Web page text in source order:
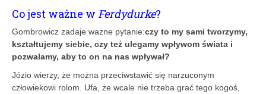
Co jest ważne w Ferdydurke?
Gombrowicz zadaje ważne pytanie:czy to my sami tworzymy,
kształtujemy siebie, czy też ulegamy wpływom świata i
pozwalamy, aby to on na nas wpływał?
Józio wierzy, że można przeciwstawić się narzuconym
człowiekowi rolom. Ufa, że wcale nie trzeba grać tego kogoś,